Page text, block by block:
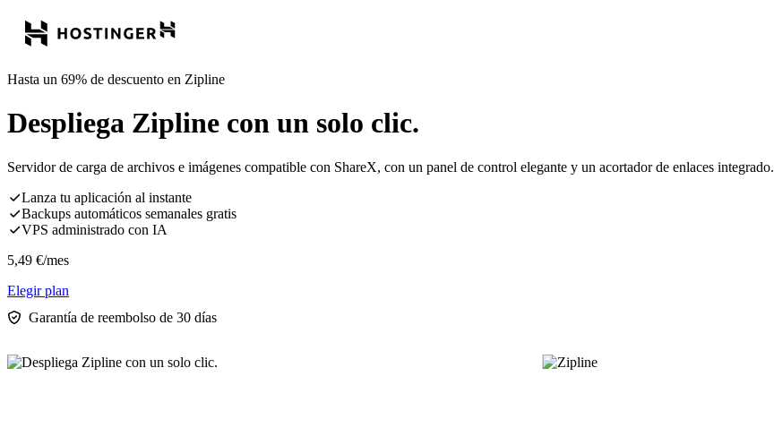
Hasta un 69% de descuento en Zipline
Despliega Zipline con un solo clic.
Servidor de carga de archivos e imágenes compatible con ShareX, con un panel de control elegante y un acortador de enlaces integrado.
Lanza tu aplicación al instante
Backups automáticos semanales gratis
VPS administrado con IA
5,49 €/mes
Elegir plan
Garantía de reembolso de 30 días